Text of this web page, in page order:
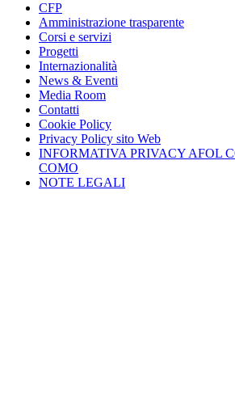
CFP
Amministrazione trasparente
Corsi e servizi
Progetti
Internazionalità
News & Eventi
Media Room
Contatti
Cookie Policy
Privacy Policy sito Web
INFORMATIVA PRIVACY AFOL
COMO
NOTE LEGALI